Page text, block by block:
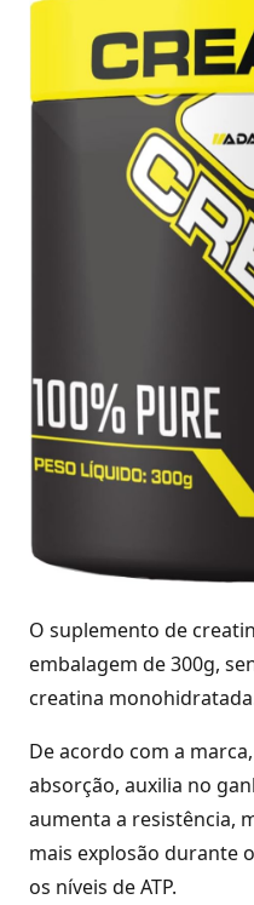
O suplemento de
embalagem de 300g,
creatina
De acordo com a
absorção, auxilia no
aumenta a resistência,
mais explosão durante
os níveis de ATP.